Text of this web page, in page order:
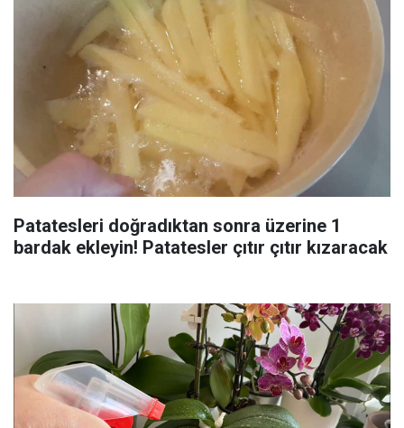
Patatesleri doğradıktan sonra üzerine 1
bardak ekleyin! Patatesler çıtır çıtır kızaracak